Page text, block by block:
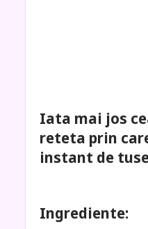
Iata mai jos
reteta prin
instant de
Ingrediente: